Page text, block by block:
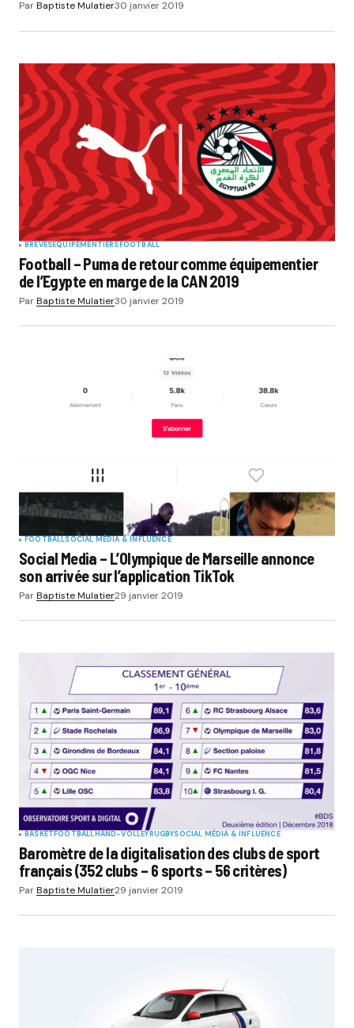
ParBaptiste Mulatier30 janvier 2019
BRÈVESEQUIPEMENTIERSFOOTBALL
Football – Puma de retour comme équipementier
de l’Egypte en marge de la CAN 2019
ParBaptiste Mulatier30 janvier 2019
FOOTBALLSOCIAL MÉDIA & INFLUENCE
Social Media – L’Olympique de Marseille annonce
son arrivée sur l’application TikTok
ParBaptiste Mulatier29 janvier 2019
BASKETFOOTBALLHAND-VOLLEYRUGBYSOCIAL MÉDIA & INFLUENCE
Baromètre de la digitalisation des clubs de sport
français (352 clubs – 6 sports – 56 critères)
ParBaptiste Mulatier29 janvier 2019